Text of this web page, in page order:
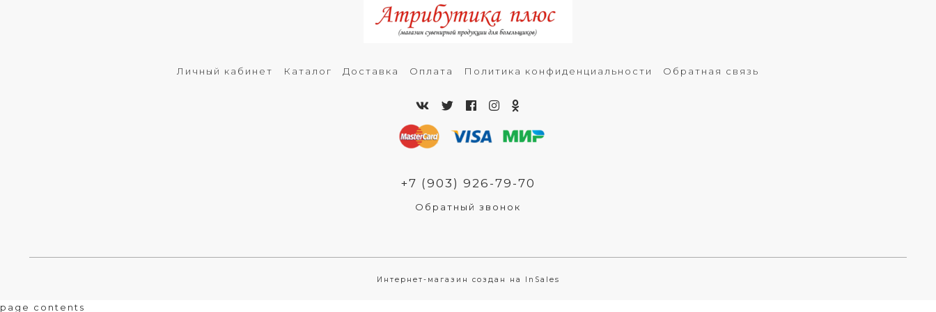
Личный кабинет Каталог Доставка Оплата Политика конфиденциальности Обратная связь
+7 (903) 926-79-70
Обратный звонок
Интернет-магазин создан на InSales
page contents